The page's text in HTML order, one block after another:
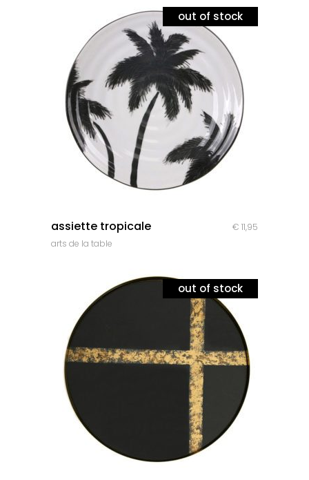
out of stock
assiette tropicale € 11,95
arts de la table
out of stock